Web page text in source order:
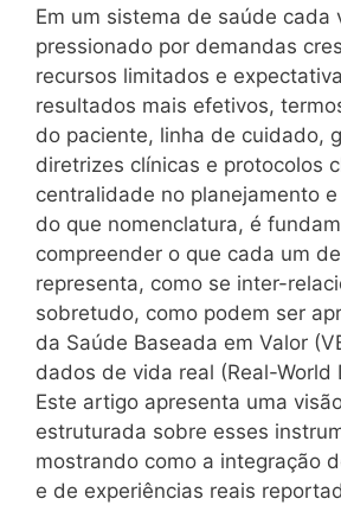
Em um sistema de saúde cada
pressionado por demandas
recursos limitados e
resultados mais efetivos,
do paciente, linha de cuidado,
diretrizes clínicas e protocolos
centralidade no planejamento
do que nomenclatura, é
compreender o que cada um
representa, como se inter-
sobretudo, como podem ser
da Saúde Baseada em Valor
dados de vida real (Real-World
Este artigo apresenta uma
estruturada sobre esses
mostrando como a integração
e de experiências reais